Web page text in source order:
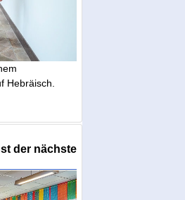
Hebräisch.
der nächste